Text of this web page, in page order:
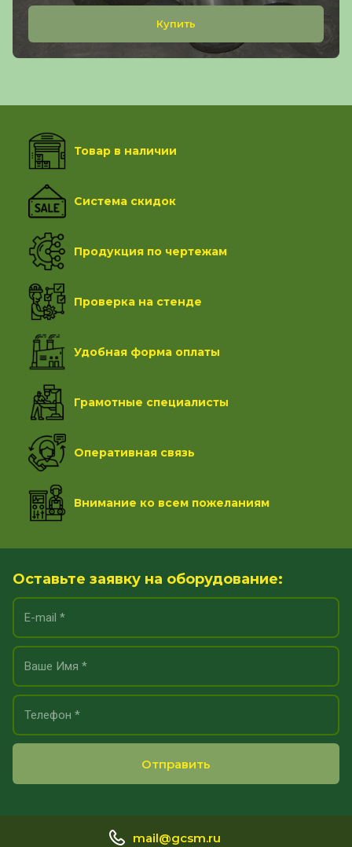
Купить
Товар в наличии
Система скидок
Продукция по чертежам
Проверка на стенде
Удобная форма оплаты
Грамотные специалисты
Оперативная связь
Внимание ко всем пожеланиям
Оставьте заявку на оборудование:
Отправить
mail@gcsm.ru